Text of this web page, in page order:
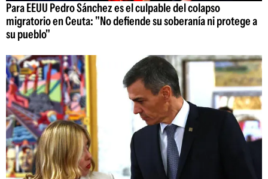
Para EEUU Pedro Sánchez es el culpable del colapso
migratorio en Ceuta: "No defiende su soberanía ni protege a
su pueblo"